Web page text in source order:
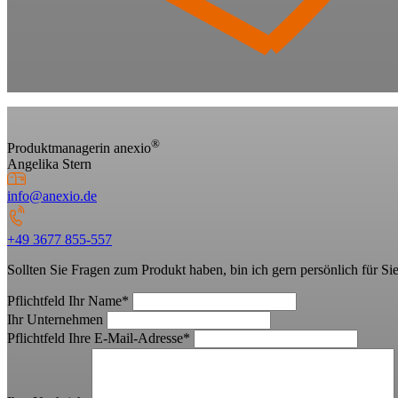
Produktmanagerin anexio®
Angelika Stern
info@anexio.de
+49 3677 855-557
Sollten Sie Fragen zum Produkt haben, bin ich gern persönlich für
Pflichtfeld Ihr Name*
Ihr Unternehmen
Pflichtfeld Ihre E-Mail-Adresse*